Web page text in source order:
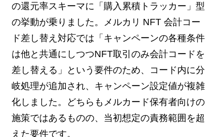
の還元率スキーマに「購入累積トラッカー」型
の挙動が乗りました。メルカリ NFT 会計コー
ド差し替え対応では「キャンペーンの各種条件
は他と共通にしつつNFT取引のみ会計コードを
差し替える」という要件のため、コード内に分
岐処理が追加され、キャンペーン設定値が複雑
化しました。どちらもメルカード保有者向けの
施策ではあるものの、当初想定の責務範囲を超
えた要件です。